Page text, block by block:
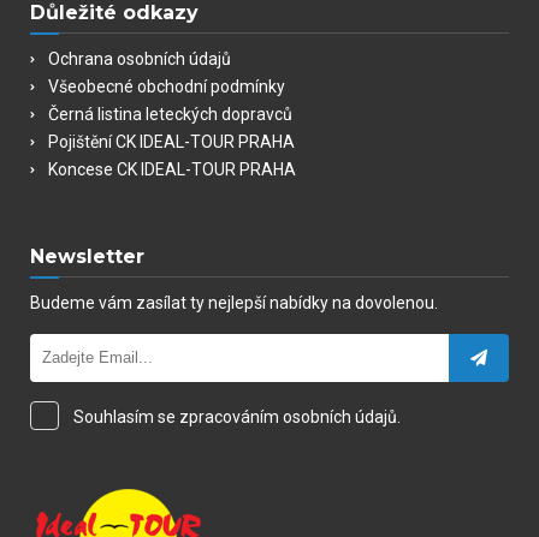
Důležité odkazy
Ochrana osobních údajů
Všeobecné obchodní podmínky
Černá listina leteckých dopravců
Pojištění CK IDEAL-TOUR PRAHA
Koncese CK IDEAL-TOUR PRAHA
Newsletter
Budeme vám zasílat ty nejlepší nabídky na dovolenou.
Souhlasím se zpracováním osobních údajů.